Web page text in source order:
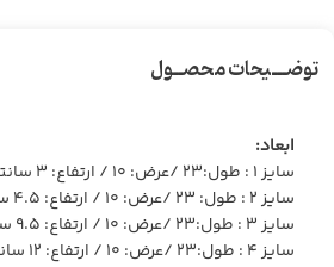
توضـــیحات محصــول
ابعاد:
سایز ۱ : طول:۲۳ /عرض: ۱۰ / ارتفاع: ۳ سانتی متر
سایز ۲ : طول: ۲۳ /عرض: ۱۰ / ارتفاع: ۴.۵ سانتی متر
سایز ۳ : طول:۲۳ /عرض: ۱۰ / ارتفاع: ۹.۵ سانتی متر
سایز ۴ : طول:۲۳ /عرض: ۱۰ / ارتفاع: ۱۲ سانتی متر